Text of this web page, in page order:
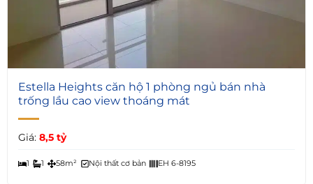
5
Estella Heights căn hộ 1 phòng ngủ bán nhà
trống lầu cao view thoáng mát
Giá: 8,5 tỷ
1 1 58m² Nội thất cơ bản EH 6-8195